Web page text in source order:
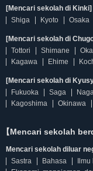
[Mencari sekolah di Kinki]
Shiga
Kyoto Osaka
[Mencari sekolah di
Tottori
Shimane
Kagawa
Ehime
[Mencari sekolah di
Fukuoka
Saga
Kagoshima
Okinawa
【Mencari sekolah
Mencari sekolah diluar
Sastra
Bahasa